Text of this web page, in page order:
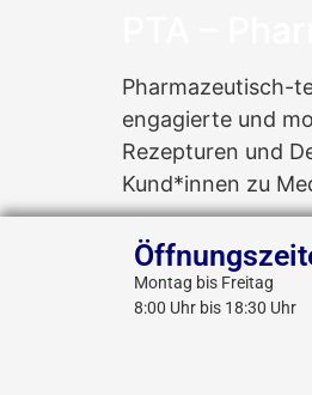
Pharmazeutisch-
engagierte und
Rezepturen und
Kund*innen zu
Montag bis Freitag
8:00 Uhr bis 18:30 Uhr